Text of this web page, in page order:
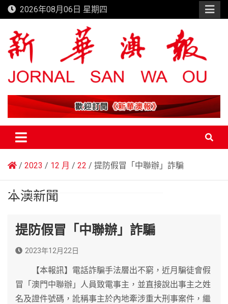
Skip
to
content
2026年08月06日 星期四
新華澳報
2023 12 月 22 提防假冒「中聯辦」詐騙
本澳新聞
提防假冒「中聯辦」詐騙
2023年12月22日
【本報訊】電話詐騙手法層出不窮，近月騙徒會假
冒「澳門中聯辦」人員致電事主，並直接說出事主之姓
名及證件號碼，訛稱事主於內地牽涉重大刑事案件，繼